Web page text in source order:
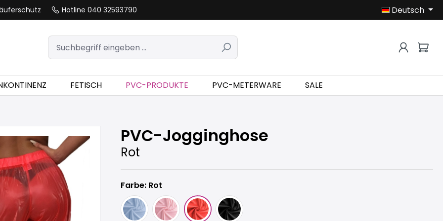
Hotline 040 32593790 Deutsch
FETISCH PVC-PRODUKTE PVC-METERWARE SALE
PVC-Jogginghose
Rot
Farbe: Rot